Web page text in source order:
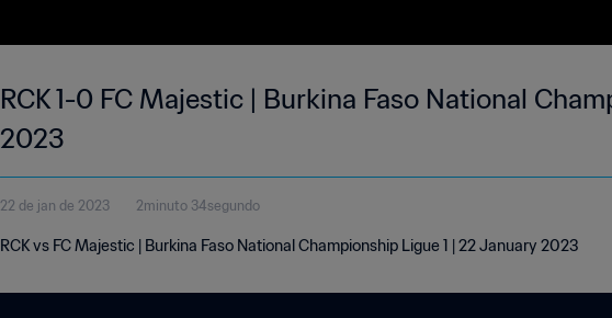
RCK 1-0 FC Majestic | Burkina Faso National
2023
22 de jan de 2023 2minuto 34segundo
RCK vs FC Majestic | Burkina Faso National Championship Ligue 1 | 22 January 2023